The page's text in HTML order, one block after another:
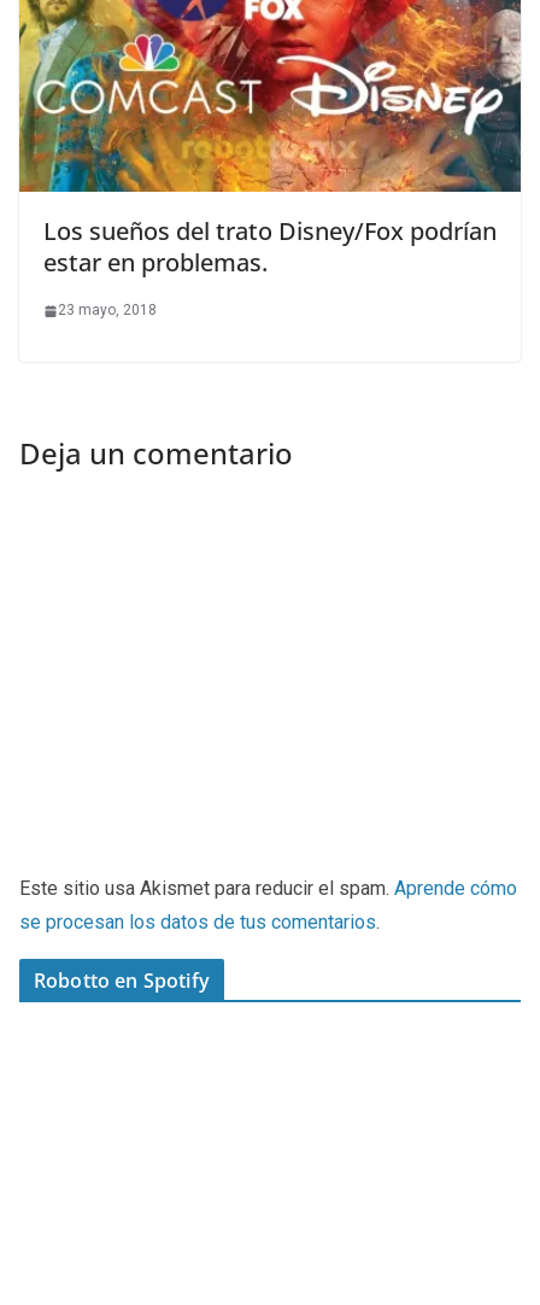
Los sueños del trato Disney/Fox podrían
estar en problemas.
23 mayo, 2018
Deja un comentario
Este sitio usa Akismet para reducir el spam. Aprende cómo
se procesan los datos de tus comentarios.
Robotto en Spotify